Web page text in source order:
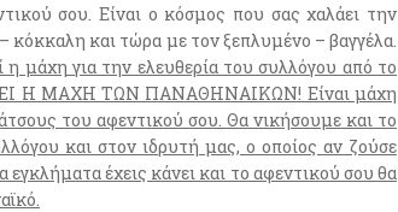
σου. Είναι ο κόσμος που σας χαλάει την
κόκκαλη και τώρα με τον ξεπλυμένο – βαγγέλα.
μάχη για την ελευθερία του συλλόγου από το
Η ΜΑΧΗ ΤΩΝ ΠΑΝΑΘΗΝΑΙΚΩΝ! Είναι μάχη
του αφεντικού σου. Θα νικήσουμε και το
και στον ιδρυτή μας, ο οποίος αν ζούσε
έχεις κάνει και το αφεντικού σου θα